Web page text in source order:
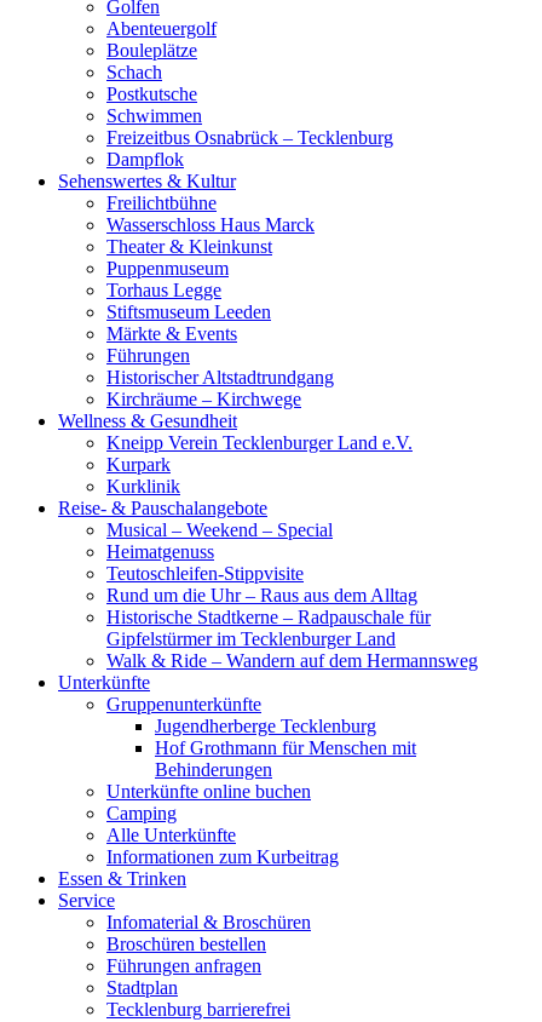
Golfen
Abenteuergolf
Bouleplätze
Schach
Postkutsche
Schwimmen
Freizeitbus Osnabrück – Tecklenburg
Dampflok
Sehenswertes & Kultur
Freilichtbühne
Wasserschloss Haus Marck
Theater & Kleinkunst
Puppenmuseum
Torhaus Legge
Stiftsmuseum Leeden
Märkte & Events
Führungen
Historischer Altstadtrundgang
Kirchräume – Kirchwege
Wellness & Gesundheit
Kneipp Verein Tecklenburger Land e.V.
Kurpark
Kurklinik
Reise- & Pauschalangebote
Musical – Weekend – Special
Heimatgenuss
Teutoschleifen-Stippvisite
Rund um die Uhr – Raus aus dem Alltag
Historische Stadtkerne – Radpauschale für
Gipfelstürmer im Tecklenburger Land
Walk & Ride – Wandern auf dem Hermannsweg
Unterkünfte
Gruppenunterkünfte
Jugendherberge Tecklenburg
Hof Grothmann für Menschen mit
Behinderungen
Unterkünfte online buchen
Camping
Alle Unterkünfte
Informationen zum Kurbeitrag
Essen & Trinken
Service
Infomaterial & Broschüren
Broschüren bestellen
Führungen anfragen
Stadtplan
Tecklenburg barrierefrei